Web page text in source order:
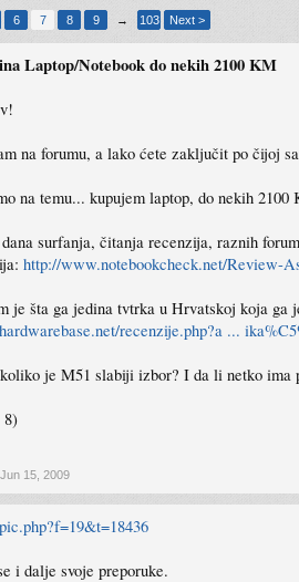
6 7 8 9 → 103 Next >
Laptop/Notebook do nekih 2100 KM
na forumu, a lako ćete zaključit po čijoj
na temu... kupujem laptop, do nekih
surfanja, čitanja recenzija, raznih
http://www.notebookcheck.net/Review-
je šta ga jedina tvtrka u Hrvatskoj koja ga
recenzije.php?a ...
je M51 slabiji izbor? I da li netko ima
8)
Jun 15, 2009
i dalje svoje preporuke.